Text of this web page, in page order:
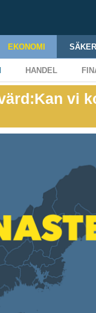
EKONOMI
HANDEL
vi